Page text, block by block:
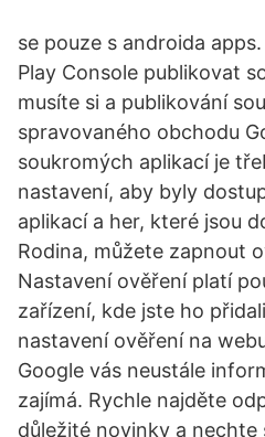
se pouze s androida
Play Console publikovat
musíte si a publikování
spravovaného obchodu
soukromých aplikací je
nastavení, aby byly
aplikací a her, které jsou
Rodina, můžete zapnout
Nastavení ověření platí
zařízení, kde jste ho
nastavení ověření na
Google vás neustále
zajímá. Rychle najděte
důležité novinky a